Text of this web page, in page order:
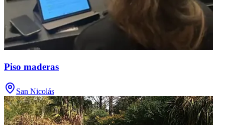
Piso maderas
San Nicolás